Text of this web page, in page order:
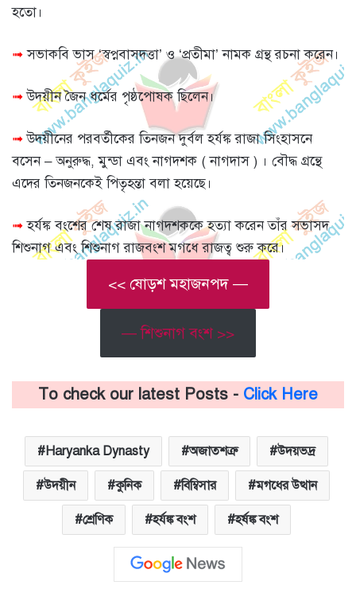
হতো।
➟সভাকবি ভাস ‘স্বপ্নবাসদত্তা’ ও ‘প্রতীমা’ নামক গ্রন্থ রচনা করেন।
➟উদয়ীন জৈন ধর্মের পৃষ্ঠপোষক ছিলেন।
➟উদয়ীনের পরবর্তীকের তিনজন দুর্বল হর্যঙ্ক রাজা সিংহাসনে
বসেন – অনুরুদ্ধ, মুন্ডা এবং নাগদশক ( নাগদাস ) । বৌদ্ধ গ্রন্থে
এদের তিনজনকেই পিতৃহন্তা বলা হয়েছে।
➟হর্যঙ্ক বংশের শেষ রাজা নাগদশককে হত্যা করেন তাঁর সভাসদ
শিশুনাগ এবং শিশুনাগ রাজবংশ মগধে রাজত্ব শুরু করে।
<< ষোড়শ মহাজনপদ —
— শিশুনাগ বংশ >>
To check our latest Posts - Click Here
Haryanka Dynasty অজাতশত্রু উদয়ভদ্র
উদয়ীন কুনিক বিম্বিসার মগধের উত্থান
শ্রেণিক হর্যঙ্ক বংশ হর্ষঙ্ক বংশ